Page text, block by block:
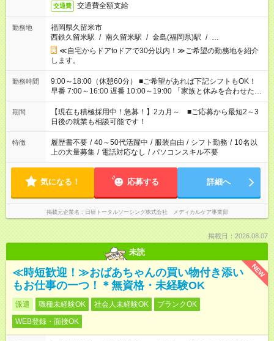
交通費 交通費全額支給
勤務地
福岡県久留米市
西鉄久留米駅 / 南久留米駅 / 金島(福岡県)駅 / …
≪自宅からドアtoドアで30分以内！≫ご希望の勤務地を紹介
します。
勤務時間
9:00～18:00（休憩60分） ■ご希望があれば下記シフトもOK！
早番 7:00～16:00 遅番 10:00～19:00 「家族と休みを合わせた
い」 「余裕を持って夕飯の準備がしたい」 「できれば残業はし
たくない」 など、ご希望を教えてくださいね。 ※Wワーク希望
の方へ 今ご覧のお仕事で希望する勤務時間と、もう1つのお仕事
の勤務時間。 合計で週40時間を超える場合は応募できません。
期間
【現在も積極採用中！急募！】2カ月～ ■ご応募から最短2～3
日後の就業も相談可能です！
特徴 履歴書不要 / 40～50代活躍中 / 服装自由 / シフト勤務 / 10名以
上の大量募集 / 電話対応なし / パソコンスキル不要
気になる！ 応募する 詳細へ
掲載元企業名 日研トータルソーシング株式会社 メディカルケア事業部
掲載日：2026.08.07
未読
NEW
≪時短歓迎！≫おばあちゃんの買い物付き添い
もお仕事の一つ！＊無資格・未経験OK
派遣 職種未経験OK 社会人未経験OK
ブランクOK
WEB登録・面接OK